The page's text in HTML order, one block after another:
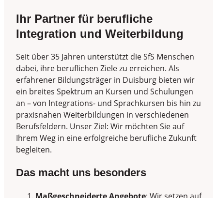
Ihr Partner für berufliche
Integration und Weiterbildung
Seit über 35 Jahren unterstützt die SfS Menschen
dabei, ihre beruflichen Ziele zu erreichen. Als
erfahrener Bildungsträger in Duisburg bieten wir
ein breites Spektrum an Kursen und Schulungen
an – von Integrations- und Sprachkursen bis hin zu
praxisnahen Weiterbildungen in verschiedenen
Berufsfeldern. Unser Ziel: Wir möchten Sie auf
Ihrem Weg in eine erfolgreiche berufliche Zukunft
begleiten.
Das macht uns besonders